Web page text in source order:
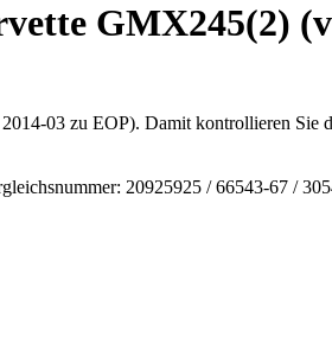
GMX245(2)
03 zu EOP). Damit kontrollieren Sie
20925925 / 66543-67 /